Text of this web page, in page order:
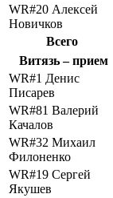
WR#20 Алексей
Новичков
Всего
Витязь – прием
WR#1 Денис
Писарев
WR#81 Валерий
Качалов
WR#32 Михаил
Филоненко
WR#19 Сергей
Якушев